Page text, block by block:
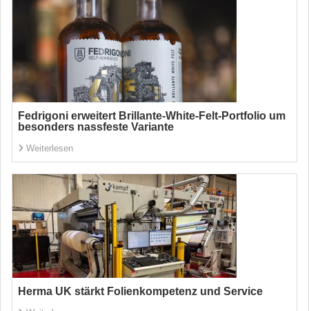
Fedrigoni erweitert Brillante-White-Felt-Portfolio um
besonders nassfeste Variante
Weiterlesen
Herma UK stärkt Folienkompetenz und Service